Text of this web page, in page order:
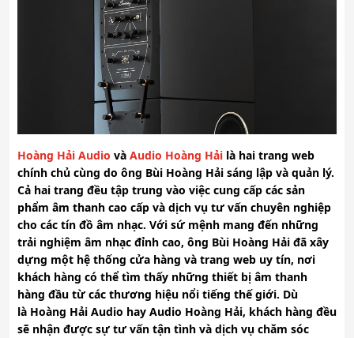
Hoàng Hải Audio và Audio Hoàng Hải là hai trang web
chính chủ cùng do ông Bùi Hoàng Hải sáng lập và quản lý.
Cả hai trang đều tập trung vào việc cung cấp các sản
phẩm âm thanh cao cấp và dịch vụ tư vấn chuyên nghiệp
cho các tín đồ âm nhạc. Với sứ mệnh mang đến những
trải nghiệm âm nhạc đỉnh cao, ông Bùi Hoàng Hải đã xây
dựng một hệ thống cửa hàng và trang web uy tín, nơi
khách hàng có thể tìm thấy những thiết bị âm thanh
hàng đầu từ các thương hiệu nổi tiếng thế giới. Dù
là Hoàng Hải Audio hay Audio Hoàng Hải, khách hàng đều
sẽ nhận được sự tư vấn tận tình và dịch vụ chăm sóc